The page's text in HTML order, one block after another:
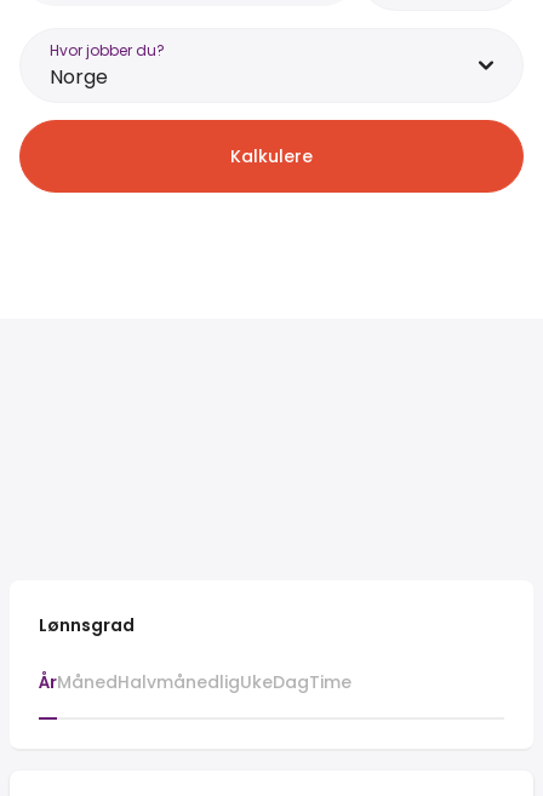
Hvor jobber du?
Norge
Kalkulere
Lønnsgrad
ÅrMånedHalvmånedligUkeDagTime